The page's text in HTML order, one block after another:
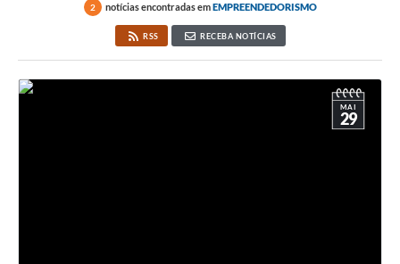
2 notícias encontradas emEMPREENDEDORISMO
RSS RECEBA NOTÍCIAS
MAI
29